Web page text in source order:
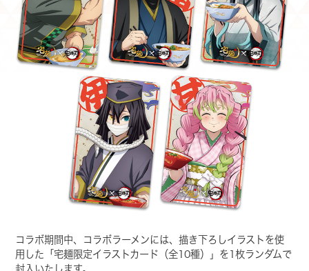
コラボ期間中、コラボラーメンには、描き下ろしイラストを使
用した 「宅麺限定イラストカード（全10種）」を1枚ランダムで
封入いたします。